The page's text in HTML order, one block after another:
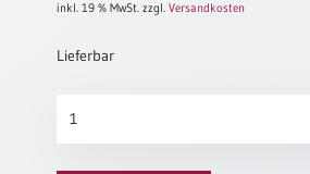
Sortimente
inkl. 19 % MwSt. zzgl.Versandkosten
Lieferbar
Schirme
Menge